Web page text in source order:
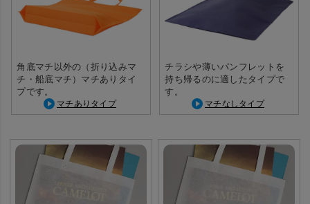
角底マチ以外の（折り込みマ
チ・船底マチ）マチありタイ
プです。
マチありタイプ
チラシや薄いパンフレットを
持ち帰るのに適したタイプで
す。
マチなしタイプ